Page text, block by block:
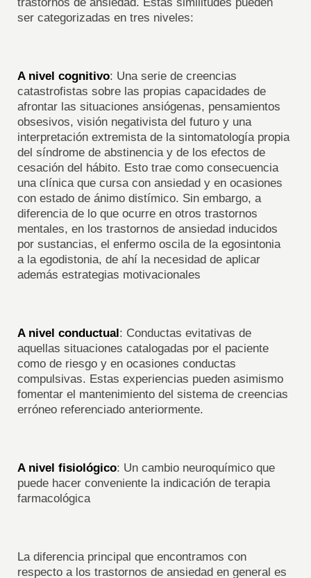
ser categorizadas en tres niveles:
A nivel cognitivo: Una serie de creencias
catastrofistas sobre las propias capacidades de
afrontar las situaciones ansiógenas, pensamientos
obsesivos, visión negativista del futuro y una
interpretación extremista de la sintomatología propia
del síndrome de abstinencia y de los efectos de
cesación del hábito. Esto trae como consecuencia
una clínica que cursa con ansiedad y en ocasiones
con estado de ánimo distímico. Sin embargo, a
diferencia de lo que ocurre en otros trastornos
mentales, en los trastornos de ansiedad inducidos
por sustancias, el enfermo oscila de la egosintonia
a la egodistonia, de ahí la necesidad de aplicar
además estrategias motivacionales
A nivel conductual: Conductas evitativas de
aquellas situaciones catalogadas por el paciente
como de riesgo y en ocasiones conductas
compulsivas. Estas experiencias pueden asimismo
fomentar el mantenimiento del sistema de creencias
erróneo referenciado anteriormente.
A nivel fisiológico: Un cambio neuroquímico que
puede hacer conveniente la indicación de terapia
farmacológica
La diferencia principal que encontramos con
respecto a los trastornos de ansiedad en general es